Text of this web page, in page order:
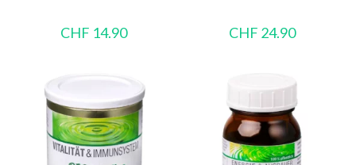
CHF 14.90 CHF 24.90